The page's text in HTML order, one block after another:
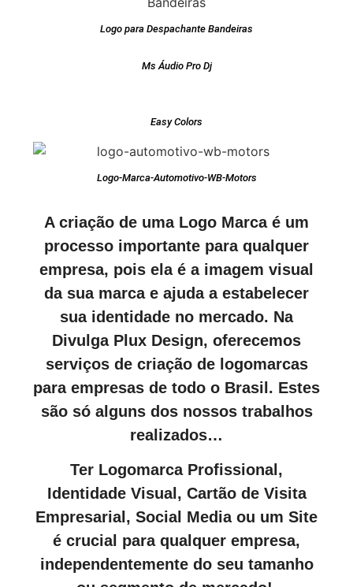
Logo para Despachante Bandeiras
Ms Áudio Pro Dj
Easy Colors
Logo-Marca-Automotivo-WB-Motors
A criação de uma Logo Marca é um
processo importante para qualquer
empresa, pois ela é a imagem visual
da sua marca e ajuda a estabelecer
sua identidade no mercado. Na
Divulga Plux Design, oferecemos
serviços de criação de logomarcas
para empresas de todo o Brasil. Estes
são só alguns dos nossos trabalhos
realizados…
Ter Logomarca Profissional,
Identidade Visual, Cartão de Visita
Empresarial, Social Media ou um Site
é crucial para qualquer empresa,
independentemente do seu tamanho